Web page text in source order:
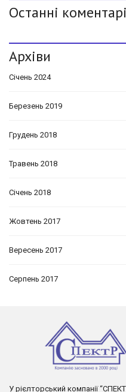
Останні коментарі
Архіви
Січень 2024
Березень 2019
Грудень 2018
Травень 2018
Січень 2018
Жовтень 2017
Вересень 2017
Серпень 2017
У рієлторський компанії